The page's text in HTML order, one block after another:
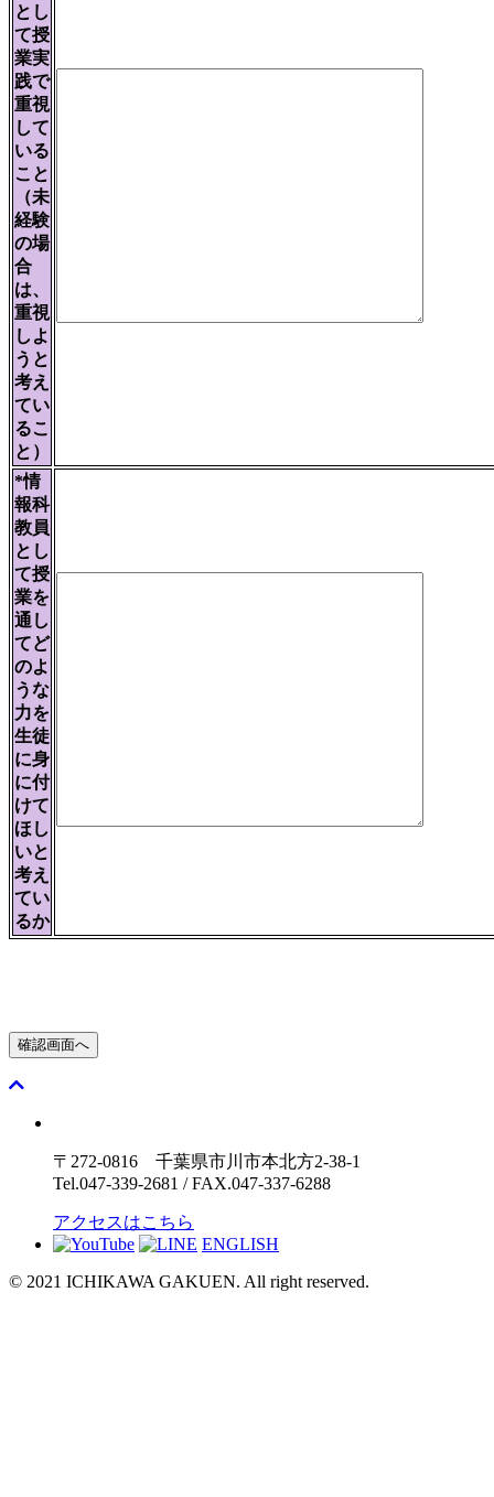
とし
て授
業実
践で
重視
して
いる
こと
（未
経験
の場
合
は、
重視
しよ
うと
考え
てい
るこ
と）
*情
報科
教員
とし
て授
業を
通し
てど
のよ
うな
力を
生徒
に身
に付
けて
ほし
いと
考え
てい
るか
〒272-0816 千葉県市川市本北方2-38-1
Tel.047-339-2681 / FAX.047-337-6288
アクセスはこちら
ENGLISH
© 2021 ICHIKAWA GAKUEN. All right reserved.